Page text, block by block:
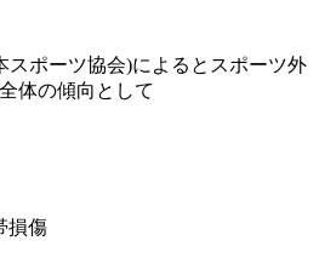
ポーツ協会)によるとスポーツ外
体の傾向として
損傷